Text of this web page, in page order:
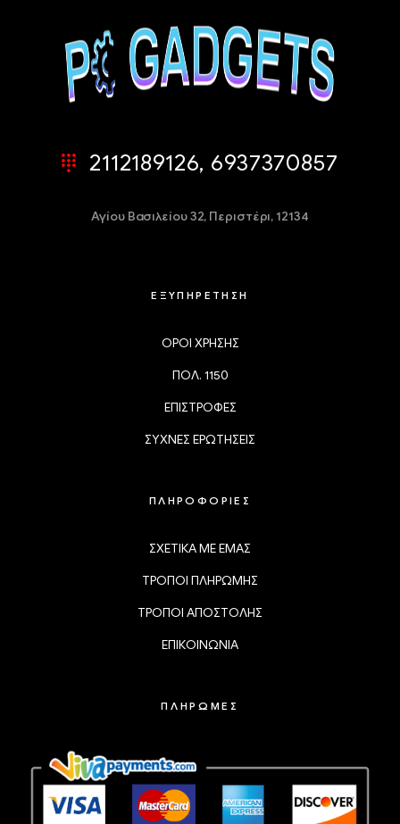
2112189126, 6937370857
Αγίου Βασιλείου 32, Περιστέρι, 12134
ΕΞΥΠΗΡΕΤΗΣΗ
ΟΡΟΙ ΧΡΗΣΗΣ
ΠΟΛ. 1150
ΕΠΙΣΤΡΟΦΕΣ
ΣΥΧΝΕΣ ΕΡΩΤΗΣΕΙΣ
ΠΛΗΡΟΦΟΡΙΕΣ
ΣΧΕΤΙΚΑ ΜΕ ΕΜΑΣ
ΤΡΟΠΟΙ ΠΛΗΡΩΜΗΣ
ΤΡΟΠΟΙ ΑΠΟΣΤΟΛΗΣ
ΕΠΙΚΟΙΝΩΝΙΑ
ΠΛΗΡΩΜΕΣ